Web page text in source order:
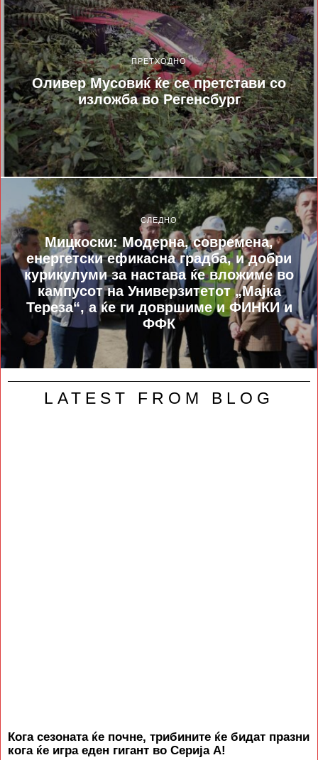
ПРЕТХОДНО
Оливер Мусовиќ ќе се претстави со
изложба во Регенсбург
СЛЕДНО
Мицкоски: Модерна, современа,
енергетски ефикасна градба, и добри
курикулуми за настава ќе вложиме во
кампусот на Универзитетот „Мајка
Тереза“, а ќе ги довршиме и ФИНКИ и
ФФК
LATEST FROM BLOG
Кога сезоната ќе почне, трибините ќе бидат празни
кога ќе игра еден гигант во Серија А!